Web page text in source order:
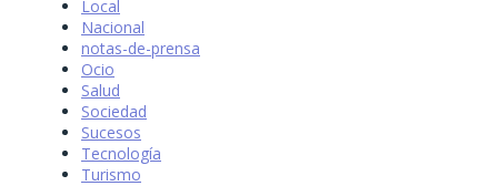
Local
Nacional
notas-de-prensa
Ocio
Salud
Sociedad
Sucesos
Tecnología
Turismo